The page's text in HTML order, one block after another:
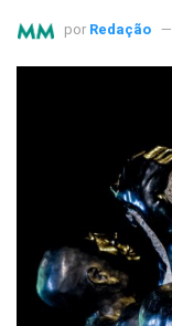
por Redação